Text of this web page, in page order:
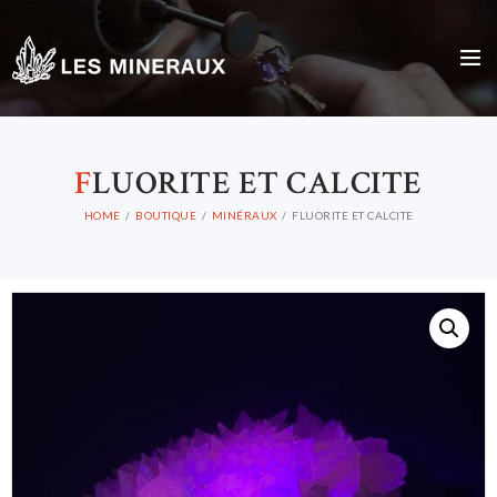
FLUORITE ET CALCITE
HOME BOUTIQUE MINÉRAUX FLUORITE ET CALCITE